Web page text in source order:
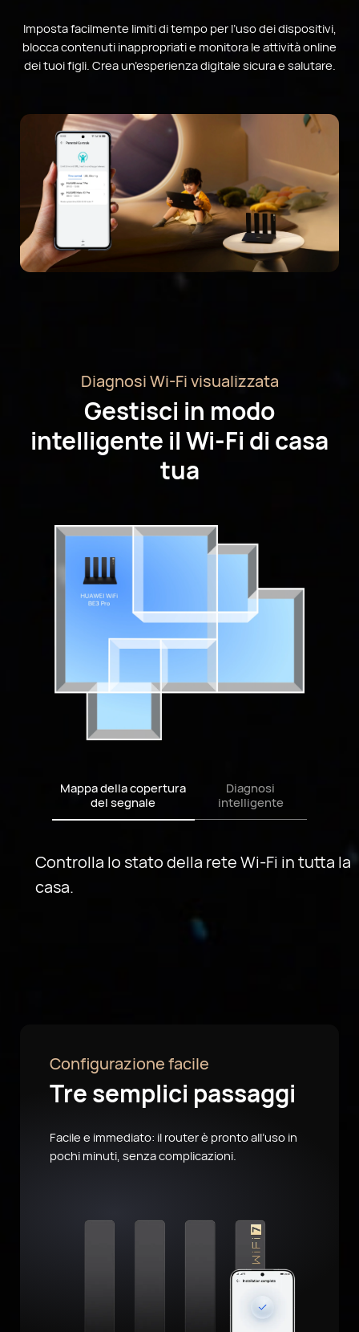
Imposta facilmente limiti di tempo per l’uso dei dispositivi,
blocca contenuti inappropriati e monitora le attività online
dei tuoi figli. Crea un’esperienza digitale sicura e salutare.
Diagnosi Wi-Fi visualizzata
Gestisci in modo
intelligente il Wi-Fi di casa
tua
Mappa della copertura
del segnale
Controlla lo stato della rete Wi-Fi in tutta la
casa.
Diagnosi
intelligente
Configurazione facile
Tre semplici passaggi
Facile e immediato: il router è pronto all’uso in
pochi minuti, senza complicazioni.